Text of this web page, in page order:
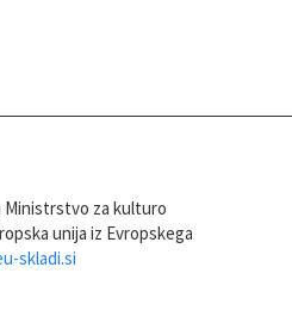
Ministrstvo za kulturo
unija iz Evropskega
skladi.si